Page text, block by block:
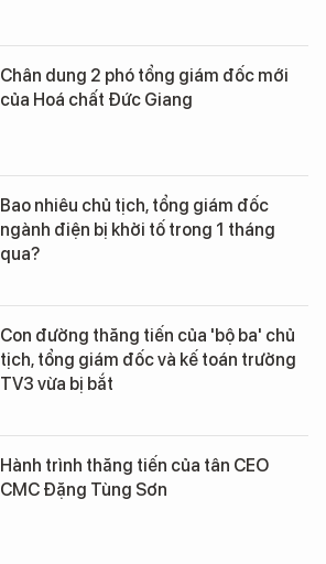
Chân dung 2 phó tổng giám đốc mới
của Hoá chất Đức Giang
Bao nhiêu chủ tịch, tổng giám đốc
ngành điện bị khởi tố trong 1 tháng
qua?
Con đường thăng tiến của 'bộ ba' chủ
tịch, tổng giám đốc và kế toán trưởng
TV3 vừa bị bắt
Hành trình thăng tiến của tân CEO
CMC Đặng Tùng Sơn